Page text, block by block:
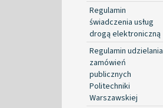
Regulamin
świadczenia usług
drogą elektroniczną
Regulamin udzielania
zamówień
publicznych
Politechniki
Warszawskiej